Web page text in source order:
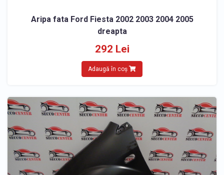
Aripa fata Ford Fiesta 2002 2003 2004 2005
dreapta
292 Lei
Adaugă în coș